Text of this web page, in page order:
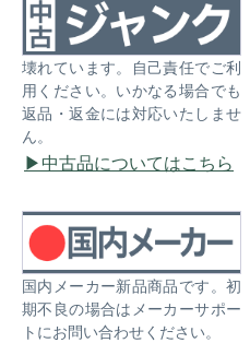
壊れています。自己責任でご利
用ください。いかなる場合でも
返品・返金には対応いたしませ
ん。
中古品についてはこちら
国内メーカー新品商品です。初
期不良の場合はメーカーサポー
トにお問い合わせください。